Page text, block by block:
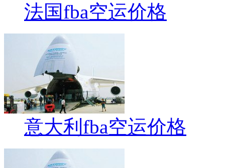
法国fba空运价格
意大利fba空运价格